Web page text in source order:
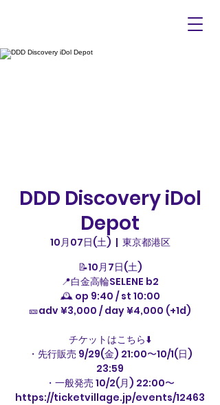
DDD Discovery iDol
Depot
10月07日(土)
  |
東京都港区
📝10月7日(土)
📍白金高輪SELENE b2
🕰️ op 9:40 / st 10:00
🎫adv ¥3,000 / day ¥4,000 (+1d)
チケットはこちら⬇️
・先行販売 9/29(金) 21:00〜10/1(日)
23:59
・一般発売 10/2(月) 22:00〜
https://ticketvillage.jp/events/12463